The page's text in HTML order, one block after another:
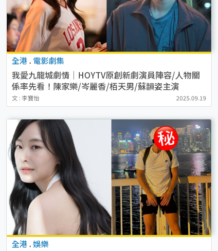
全港 . 電影劇集
我愛九龍城劇情｜HOYTV原創新劇演員陣容/人物關
係率先看！陳家樂/岑麗香/栢天男/蘇韻姿主演
文 : 李寶怡 2025.09.19
全港 . 娛樂